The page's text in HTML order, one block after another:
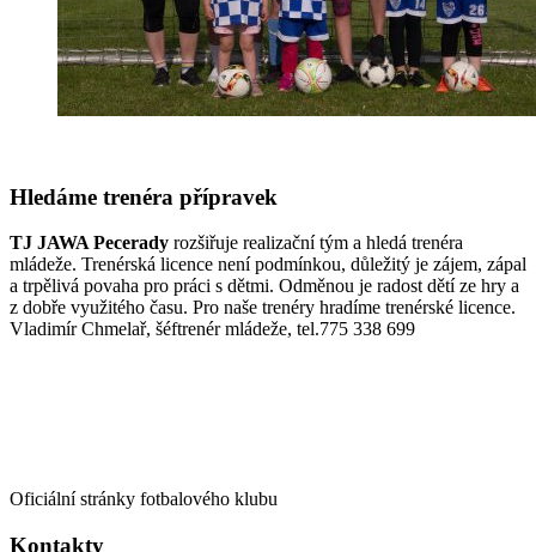
Hledáme trenéra přípravek
TJ JAWA Pecerady rozšiřuje realizační tým a hledá trenéra
mládeže. Trenérská licence není podmínkou, důležitý je zájem, zápal
a trpělivá povaha pro práci s dětmi. Odměnou je radost dětí ze hry a
z dobře využitého času. Pro naše trenéry hradíme trenérské licence.
Vladimír Chmelař, šéftrenér mládeže, tel.775 338 699
Oficiální stránky fotbalového klubu
Kontakty